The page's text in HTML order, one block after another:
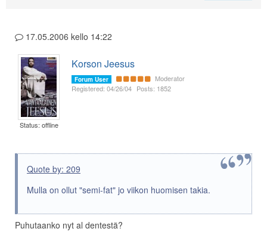
17.05.2006 kello 14:22
Status: offline
Korson Jeesus
Forum User
Moderator
Registered: 04/26/04 Posts: 1852
Quote by: 209
Mulla on ollut "semi-fat" jo viikon huomisen takia.
Puhutaanko nyt al dentestä?